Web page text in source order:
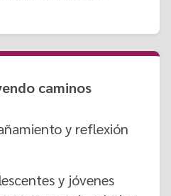
caminos
y reflexión
y jóvenes